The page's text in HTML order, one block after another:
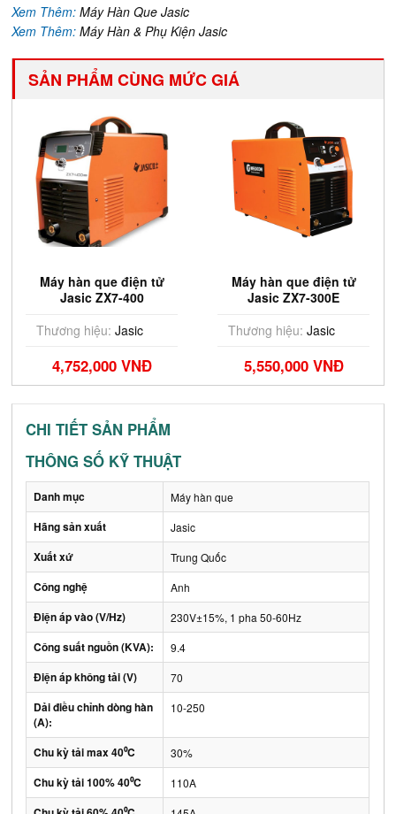
Xem Thêm:Máy Hàn Que Jasic
Xem Thêm:Máy Hàn & Phụ Kiện Jasic
SẢN PHẨM CÙNG MỨC GIÁ
Máy hàn que điện tử
Jasic ZX7-400
Thương hiệu: Jasic
4,752,000 VNĐ
Máy hàn que điện tử
Jasic ZX7-300E
Thương hiệu: Jasic
5,550,000 VNĐ
CHI TIẾT SẢN PHẨM
THÔNG SỐ KỸ THUẬT
Danh mục Máy hàn que
Hãng sản xuất Jasic
Xuất xứ Trung Quốc
Công nghệ Anh
Điện áp vào (V/Hz) 230V±15%, 1 pha 50-60Hz
Công suất nguồn (KVA): 9.4
Điện áp không tải (V) 70
Dải điều chỉnh dòng hàn
(A):
10-250
Chu kỳ tải max 40⁰C 30%
Chu kỳ tải 100% 40⁰C 110A